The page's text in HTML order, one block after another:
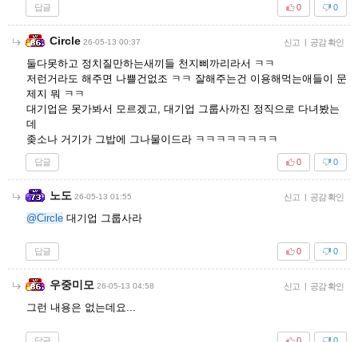
답글 0
0
Circle 26-05-13 00:37 신고 | 공감 확인
둘다못하고 정치질만하는새끼들 천지삐까리라서 ㅋㅋ
저런거라도 해주면 나쁠건없조 ㅋㅋ 잘해주는건 이용해먹는애들이 문
제지 뭐 ㅋㅋ
대기업은 못가봐서 모르겠고, 대기업 그룹사까진 정직으로 다녀봤는
데
좆소나 거기가 그밥에 그나물이드라 ㅋㅋㅋㅋㅋㅋㅋㅋ
답글 0
0
노도 26-05-13 01:55 신고 | 공감 확인
@Circle 대기업 그룹사라
답글 0
0
우중미모 26-05-13 04:58 신고 | 공감 확인
그런 내용은 없는데요...